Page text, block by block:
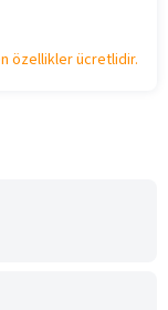
özellikler ücretlidir.